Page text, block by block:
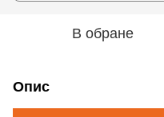
В обране
Опис